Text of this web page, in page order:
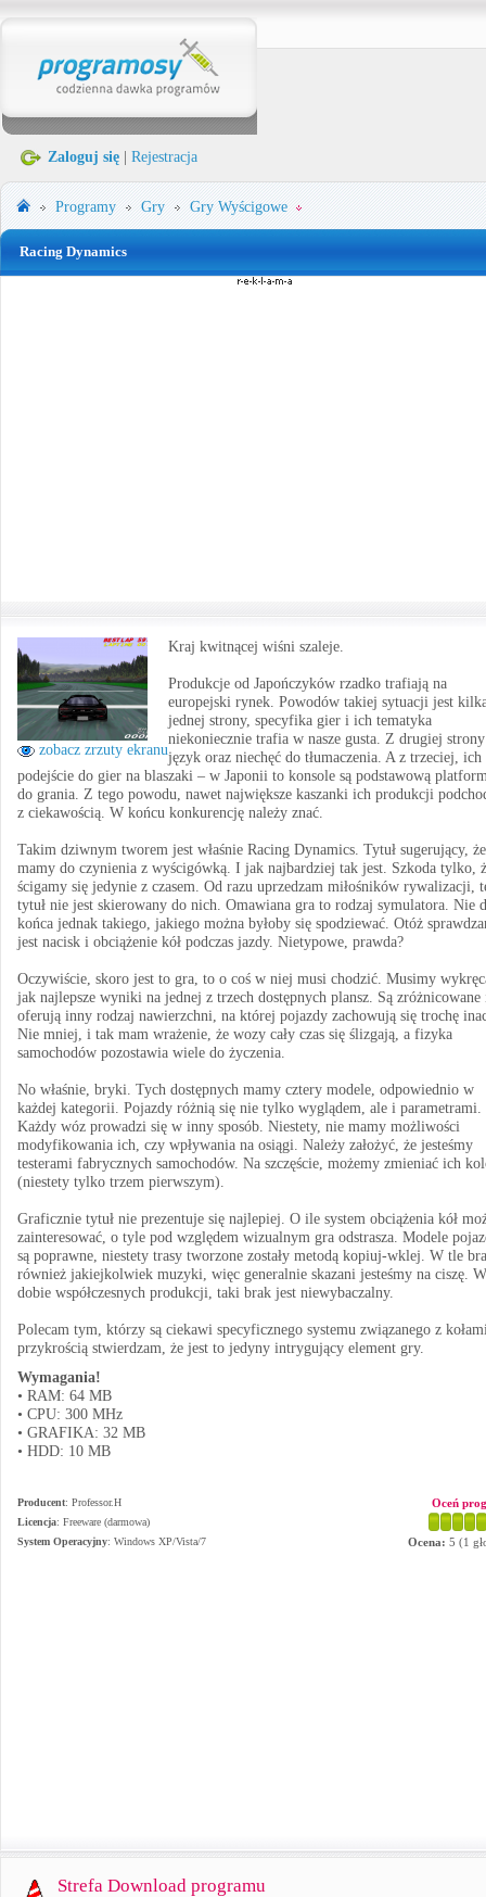
Zaloguj się Rejestracja
Programy Gry Gry Wyścigowe
Racing Dynamics
zobacz zrzuty ekranu
Kraj kwitnącej wiśni szaleje.
Produkcje od Japończyków rzadko trafiają na
europejski rynek. Powodów takiej sytuacji jest
jednej strony, specyfika gier i ich tematyka
niekoniecznie trafia w nasze gusta. Z drugiej strony
język oraz niechęć do tłumaczenia. A z trzeciej, ich
podejście do gier na blaszaki – w Japonii to konsole są podstawową
do grania. Z tego powodu, nawet największe kaszanki ich produkcji
z ciekawością. W końcu konkurencję należy znać.
Takim dziwnym tworem jest właśnie Racing Dynamics. Tytuł sugerujący, że
mamy do czynienia z wyścigówką. I jak najbardziej tak jest. Szkoda tylko,
ścigamy się jedynie z czasem. Od razu uprzedzam miłośników rywalizacji,
tytuł nie jest skierowany do nich. Omawiana gra to rodzaj symulatora. Nie
końca jednak takiego, jakiego można byłoby się spodziewać. Otóż
jest nacisk i obciążenie kół podczas jazdy. Nietypowe, prawda?
Oczywiście, skoro jest to gra, to o coś w niej musi chodzić. Musimy
jak najlepsze wyniki na jednej z trzech dostępnych plansz. Są zróżnicowane
oferują inny rodzaj nawierzchni, na której pojazdy zachowują się trochę
Nie mniej, i tak mam wrażenie, że wozy cały czas się ślizgają, a fizyka
samochodów pozostawia wiele do życzenia.
No właśnie, bryki. Tych dostępnych mamy cztery modele, odpowiednio w
każdej kategorii. Pojazdy różnią się nie tylko wyglądem, ale i parametrami.
Każdy wóz prowadzi się w inny sposób. Niestety, nie mamy możliwości
modyfikowania ich, czy wpływania na osiągi. Należy założyć, że jesteśmy
testerami fabrycznych samochodów. Na szczęście, możemy zmieniać ich
(niestety tylko trzem pierwszym).
Graficznie tytuł nie prezentuje się najlepiej. O ile system obciążenia kół
zainteresować, o tyle pod względem wizualnym gra odstrasza. Modele
są poprawne, niestety trasy tworzone zostały metodą kopiuj-wklej. W tle
również jakiejkolwiek muzyki, więc generalnie skazani jesteśmy na ciszę. W
dobie współczesnych produkcji, taki brak jest niewybaczalny.
Polecam tym, którzy są ciekawi specyficznego systemu związanego z
przykrością stwierdzam, że jest to jedyny intrygujący element gry.
Wymagania!
• RAM: 64 MB
• CPU: 300 MHz
• GRAFIKA: 32 MB
• HDD: 10 MB
Producent: Professor.H
Licencja: Freeware (darmowa)
System Operacyjny: Windows XP/Vista/7
Oceń
Ocena: 5 (1
Strefa Download programu